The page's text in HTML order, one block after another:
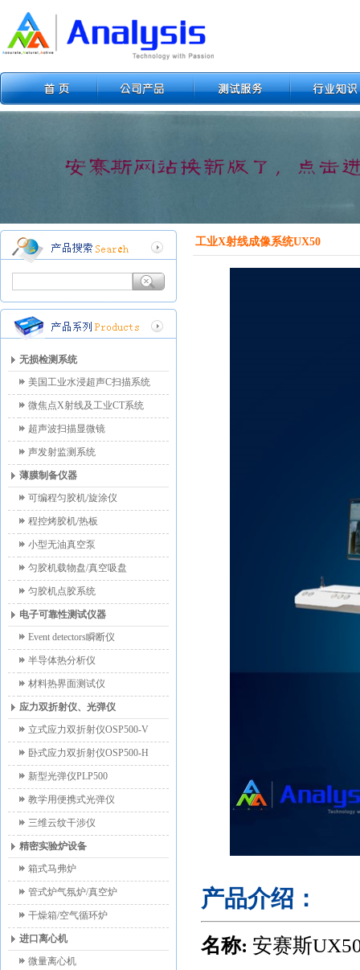
无损检测系统
美国工业水浸超声C扫描系统
微焦点X射线及工业CT系统
超声波扫描显微镜
声发射监测系统
薄膜制备仪器
可编程匀胶机/旋涂仪
程控烤胶机/热板
小型无油真空泵
匀胶机载物盘/真空吸盘
匀胶机点胶系统
电子可靠性测试仪器
Event detectors瞬断仪
半导体热分析仪
材料热界面测试仪
应力双折射仪、光弹仪
立式应力双折射仪OSP500-V
卧式应力双折射仪OSP500-H
新型光弹仪PLP500
教学用便携式光弹仪
三维云纹干涉仪
精密实验炉设备
箱式马弗炉
管式炉气氛炉/真空炉
干燥箱/空气循环炉
进口离心机
微量离心机
工业X射线成像系统UX50
产品介绍：
名称: 安赛斯